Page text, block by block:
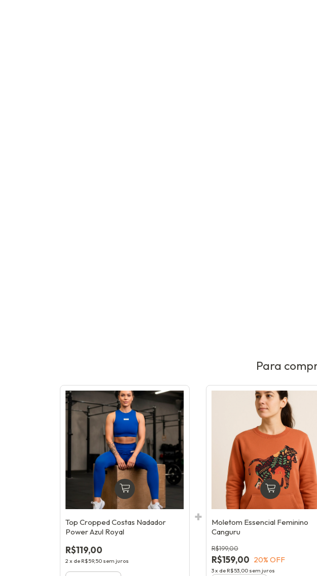
Para
Top Cropped Costas Nadador
Power Azul Royal
R$119,00
2 x de R$59,50 sem juros
Moletom Essencial Feminino
Canguru
R$159,00
R$199,00
20% OFF
3x de R$53,00 sem juros